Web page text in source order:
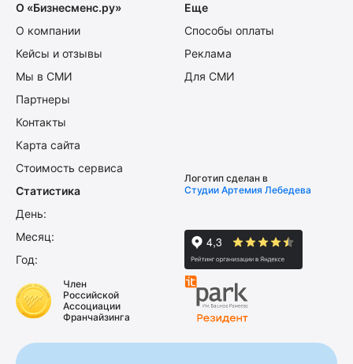
О «Бизнесменс.ру»
О компании
Кейсы и отзывы
Мы в СМИ
Партнеры
Контакты
Карта сайта
Стоимость сервиса
Еще
Способы оплаты
Реклама
Для СМИ
Статистика
День:
Месяц:
Год:
Логотип сделан в
Студии Артемия Лебедева
Член
Российской
Ассоциации
Франчайзинга